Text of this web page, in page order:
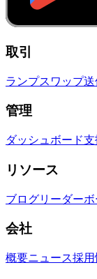
取引
ランプスワップ送
管理
ダッシュボード支
リソース
ブログリーダーボ
会社
概要ニュース採用